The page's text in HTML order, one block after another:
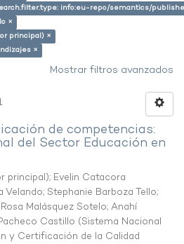
info:eu-repo/semantics/
×
principal) ×
×
Mostrar filtros avanzados
de competencias:
del Sector Educación en
principal); Evelin Catacora
Velando; Stephanie Barboza Tello;
Malásquez Sotelo; Anahí
Castillo (Sistema Nacional
y Certificación de la Calidad